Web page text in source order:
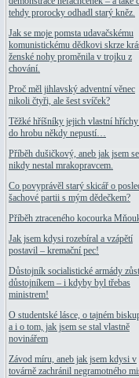
tehdy prorocky odhadl starý kněz.
Jak se moje pomsta udavačskému
komunistickému dědkovi skrze
ženské nohy proměnila v trojku z
chování.
Proč měl jihlavský adventní věnec
nikoli čtyři, ale šest svíček?
Těžké hříšníky jejich vlastní
do hrobu někdy nepustí…
Příběh dušičkový, aneb jak jsem
nikdy nestal mrakopravcem.
Co povyprávěl starý skicář o
šachové partii s mým dědečkem?
Příběh ztraceného kocourka
Jak jsem kdysi rozebíral a vzápětí
postavil – kremační pec!
Důstojník socialistické armády
důstojníkem – i kdyby byl třebas
ministrem!
O studentské lásce, o tajném
a i o tom, jak jsem se stal vlastně
novinářem
Závod míru, aneb jak jsem kdysi v
továrně zachránil negramotného